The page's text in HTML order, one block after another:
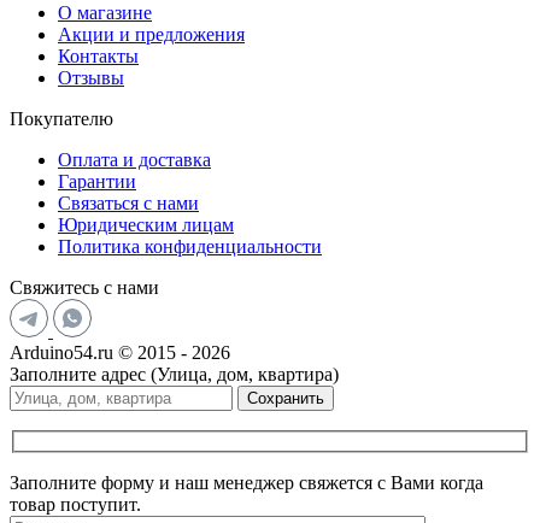
О магазине
Акции и предложения
Контакты
Отзывы
Покупателю
Оплата и доставка
Гарантии
Связаться с нами
Юридическим лицам
Политика конфиденциальности
Свяжитесь с нами
Arduino54.ru © 2015 - 2026
Заполните адрес (Улица, дом, квартира)
Сохранить
Заполните форму и наш менеджер свяжется с Вами когда
товар поступит.